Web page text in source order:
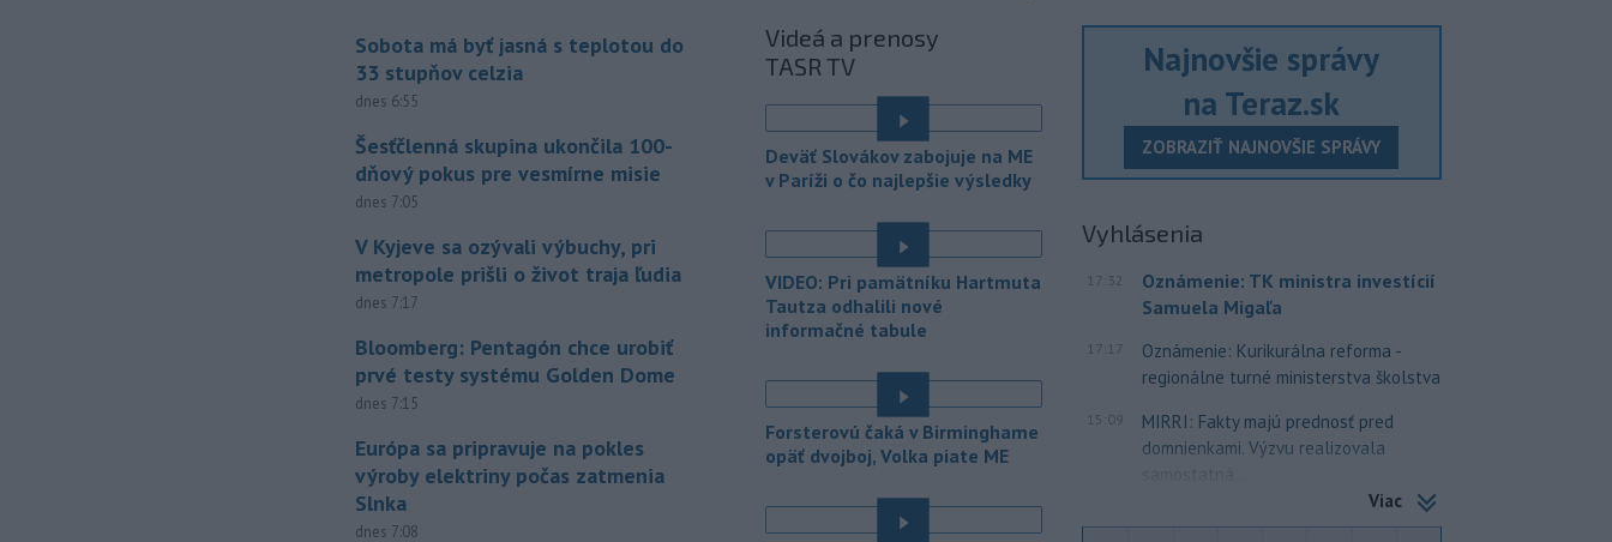
Sobota má byť jasná s teplotou do
33 stupňov celzia
dnes 6:55
Šesťčlenná skupina ukončila 100-
dňový pokus pre vesmírne misie
dnes 7:05
V Kyjeve sa ozývali výbuchy, pri
metropole prišli o život traja ľudia
dnes 7:17
Bloomberg: Pentagón chce urobiť
prvé testy systému Golden Dome
dnes 7:15
Európa sa pripravuje na pokles
výroby elektriny počas zatmenia
Slnka
dnes 7:08
07:01 - Úrady vo východnej Číne v
sobotu zatvorili školy a mnohé
lokality v reakcii na tajfún
Dolphin, ktorý sa blíži k pevnine. TASR
o tom informuje na základe správy
agentúry AP.
Arnaldi vypadol na turnaji ATP
Masters 1000 v Montreale už v 3.
kole dvojhry.
20:18 - Pri požiari lesného porastu v
takmer 50 hasičov.
20:01 - Vláda Konžskej
demokratickej republiky (KDR) v
zásielkach oxidu kobaltnatého
vyvážaných do Číny nachádza urán.
Videá a prenosy
TASR TV
Deväť Slovákov zabojuje na ME
v Paríži o čo najlepšie výsledky
VIDEO: Pri pamätníku Hartmuta
Tautza odhalili nové
informačné tabule
Forsterovú čaká v Birminghame
opäť dvojboj, Volka piate ME
Najnovšie správy
na Teraz.sk
ZOBRAZIŤ NAJNOVŠIE SPRÁVY
Vyhlásenia
17:32
Oznámenie: TK ministra investícií
Samuela Migaľa
17:17
Oznámenie: Kurikurálna reforma -
regionálne turné ministerstva školstva
15:09
MIRRI: Fakty majú prednosť pred
domnienkami. Výzvu realizovala
samostatná...
Viac